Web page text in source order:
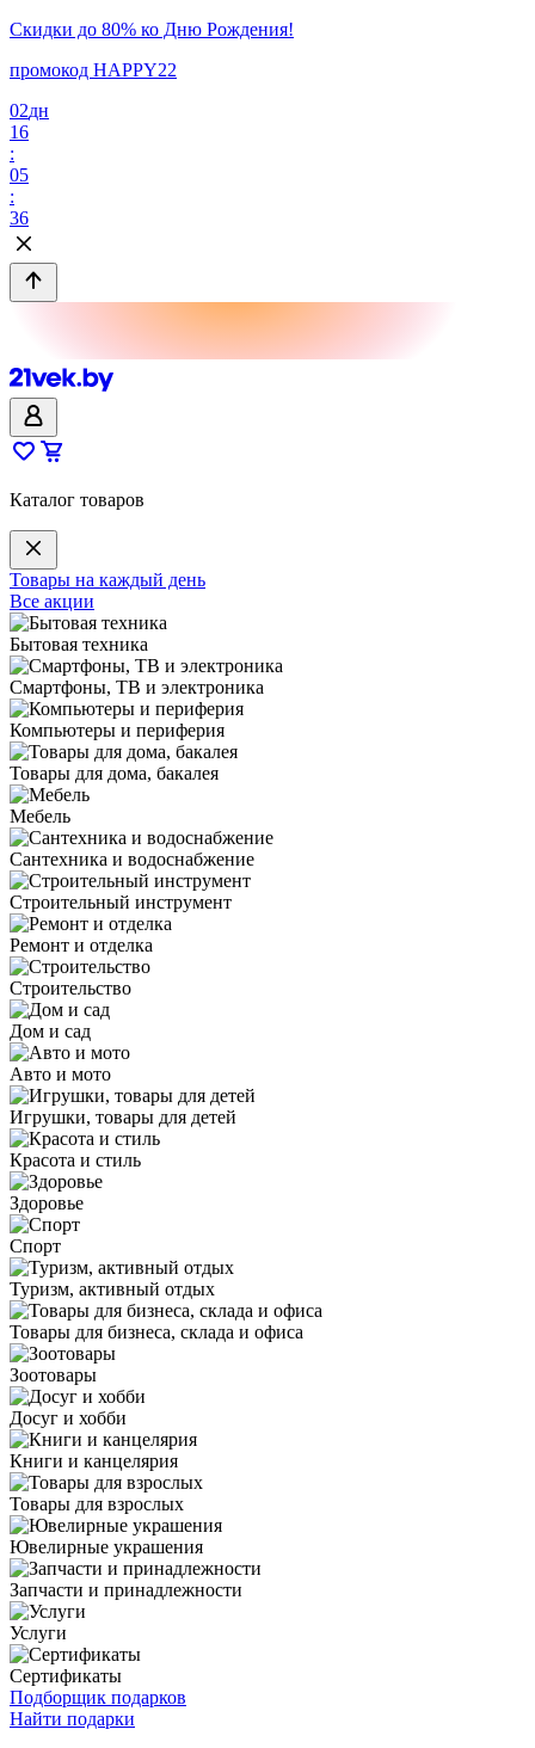
Скидки до 80% ко Дню Рождения!
промокод HAPPY22
02дн
16
:
05
:
36
Каталог товаров
Товары на каждый день
Все акции
Бытовая техника
Смартфоны, ТВ и электроника
Компьютеры и периферия
Товары для дома, бакалея
Мебель
Сантехника и водоснабжение
Строительный инструмент
Ремонт и отделка
Строительство
Дом и сад
Авто и мото
Игрушки, товары для детей
Красота и стиль
Здоровье
Спорт
Туризм, активный отдых
Товары для бизнеса, склада и офиса
Зоотовары
Досуг и хобби
Книги и канцелярия
Товары для взрослых
Ювелирные украшения
Запчасти и принадлежности
Услуги
Сертификаты
Подборщик подарков
Найти подарки